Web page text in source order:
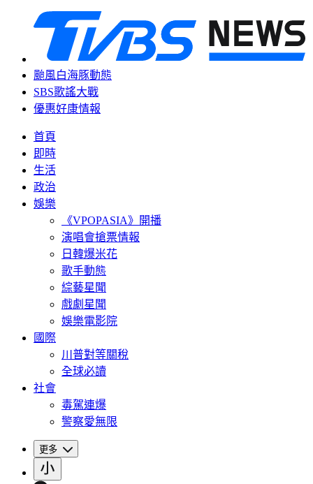
颱風白海豚動態
SBS歌謠大戰
優惠好康情報
首頁
即時
生活
政治
娛樂
《VPOPASIA》開播
演唱會搶票情報
日韓爆米花
歌手動態
綜藝星聞
戲劇星聞
娛樂電影院
國際
川普對等關稅
全球必讀
社會
毒駕連爆
警察愛無限
更多